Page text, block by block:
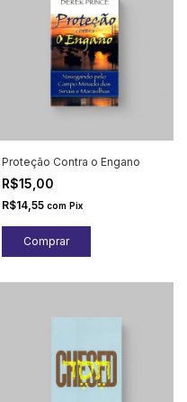
Proteção Contra o Engano
R$15,00
R$14,55 com Pix